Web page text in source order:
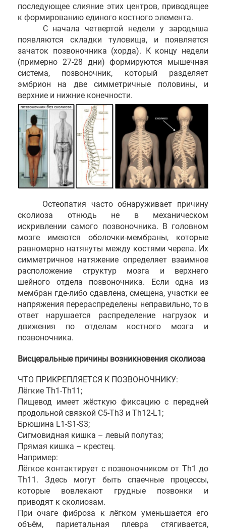
последующее слияние этих центров, приводящее
к формированию единого костного элемента.
С начала четвертой недели у зародыша
появляются складки туловища, и появляется
зачаток позвоночника (хорда). К концу недели
(примерно 27-28 дни) формируются мышечная
система, позвоночник, который разделяет
эмбрион на две симметричные половины, и
верхние и нижние конечности.
Остеопатия часто обнаруживает причину
сколиоза отнюдь не в механическом
искривлении самого позвоночника. В головном
мозге имеются оболочки-мембраны, которые
равномерно натянуты между костями черепа. Их
симметричное натяжение определяет взаимное
расположение структур мозга и верхнего
шейного отдела позвоночника. Если одна из
мембран где-либо сдавлена, смещена, участки ее
напряжения перераспределены неправильно, то в
ответ нарушается распределение нагрузок и
движения по отделам костного мозга и
позвоночника.
Висцеральные причины возникновения сколиоза
ЧТО ПРИКРЕПЛЯЕТСЯ К ПОЗВОНОЧНИКУ:
Лёгкие Th1-Th11;
Пищевод имеет жёсткую фиксацию с передней
продольной связкой С5-Th3 и Th12-L1;
Брюшина L1-S1-S3;
Сигмовидная кишка – левый полутаз;
Прямая кишка – крестец.
Например:
Лёгкое контактирует с позвоночником от Th1 до
Th11. Здесь могут быть спаечные процессы,
которые вовлекают грудные позвонки и
приводят к сколиозам.
При очаге фиброза к лёгком уменьшается его
объём, париетальная плевра стягивается,